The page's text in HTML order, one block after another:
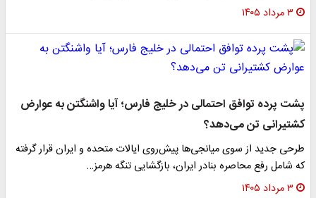
۳ مرداد ۱۴۰۵
پشت پرده توافق احتمالی در خلیج فارس؛ آیا واشنگتن به عوارض
کشتیرانی تن می‌دهد؟
طرحی جدید از سوی میانجی‌ها پیش‌روی ایالات متحده و ایران قرار گرفته
که شامل رفع محاصره بنادر ایران، بازگشایی تنگه هرمز…
۳ مرداد ۱۴۰۵